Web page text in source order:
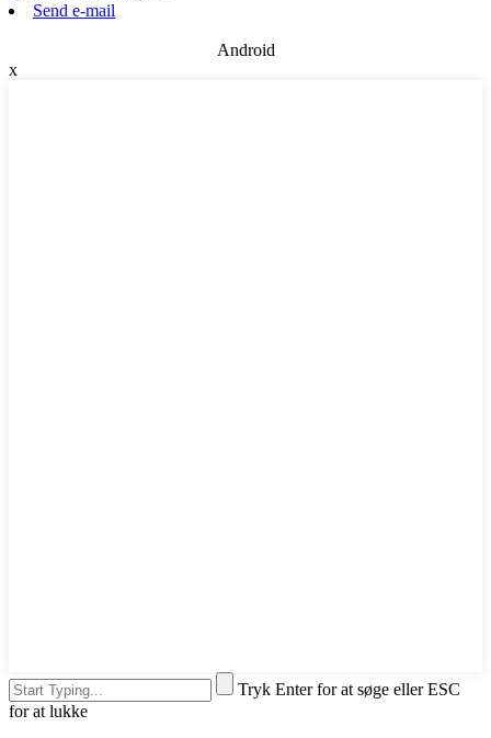
Send e-mail
Android
x
Tryk Enter for at søge eller ESC
for at lukke